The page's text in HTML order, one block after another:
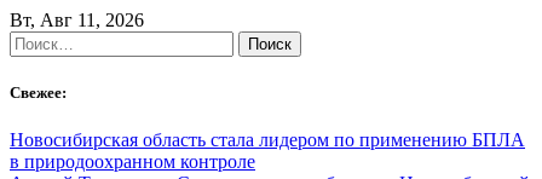
Skip
to
content
Вт, Авг 11, 2026
Найти:
Свежее:
Новосибирская область стала лидером по применению БПЛА
в природоохранном контроле